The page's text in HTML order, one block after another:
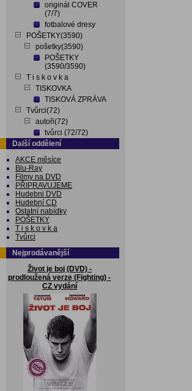
originál COVER
(7/7)
fotbalové dresy
POŠETKY(3590)
pošetky(3590)
POŠETKY
(3590/3590)
T i s k o v k a
TISKOVKA
TISKOVÁ ZPRÁVA
Tvůrci(72)
autoři(72)
tvůrci (72/72)
Další oddělení
AKCE měsíce
Blu-Ray
Filmy na DVD
PŘIPRAVUJEME
Hudebni DVD
Hudební CD
Ostatní nabídky
POŠETKY
T i s k o v k a
Tvůrci
Nejprodávanější
Život je boj (DVD) -
prodloužená verze (Fighting) -
CZ vydání